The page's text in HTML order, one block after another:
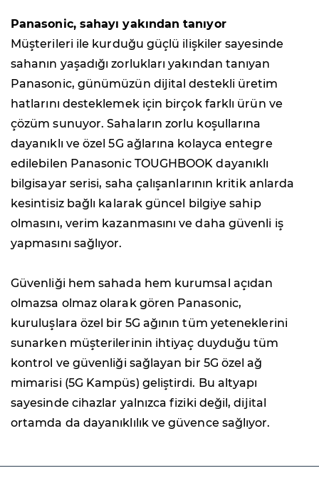
Panasonic, sahayı yakından tanıyor
Müşterileri ile kurduğu güçlü ilişkiler sayesinde
sahanın yaşadığı zorlukları yakından tanıyan
Panasonic, günümüzün dijital destekli üretim
hatlarını desteklemek için birçok farklı ürün ve
çözüm sunuyor. Sahaların zorlu koşullarına
dayanıklı ve özel 5G ağlarına kolayca entegre
edilebilen Panasonic TOUGHBOOK dayanıklı
bilgisayar serisi, saha çalışanlarının kritik anlarda
kesintisiz bağlı kalarak güncel bilgiye sahip
olmasını, verim kazanmasını ve daha güvenli iş
yapmasını sağlıyor.
Güvenliği hem sahada hem kurumsal açıdan
olmazsa olmaz olarak gören Panasonic,
kuruluşlara özel bir 5G ağının tüm yeteneklerini
sunarken müşterilerinin ihtiyaç duyduğu tüm
kontrol ve güvenliği sağlayan bir 5G özel ağ
mimarisi (5G Kampüs) geliştirdi. Bu altyapı
sayesinde cihazlar yalnızca fiziki değil, dijital
ortamda da dayanıklılık ve güvence sağlıyor.